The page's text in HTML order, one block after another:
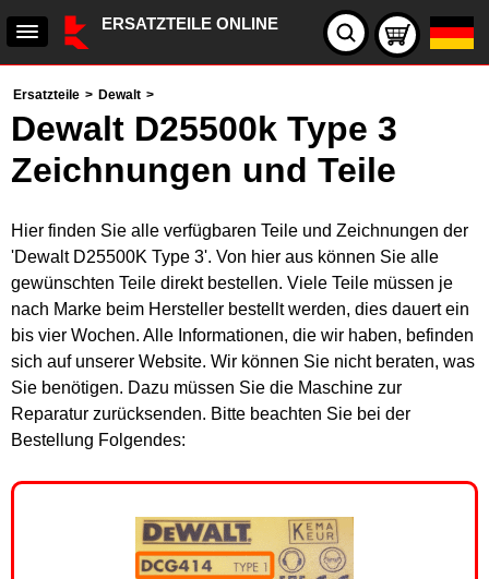
ERSATZTEILE ONLINE
Ersatzteile > Dewalt >
Dewalt D25500k Type 3
Zeichnungen und Teile
Hier finden Sie alle verfügbaren Teile und Zeichnungen der
'Dewalt D25500K Type 3'. Von hier aus können Sie alle
gewünschten Teile direkt bestellen. Viele Teile müssen je
nach Marke beim Hersteller bestellt werden, dies dauert ein
bis vier Wochen. Alle Informationen, die wir haben, befinden
sich auf unserer Website. Wir können Sie nicht beraten, was
Sie benötigen. Dazu müssen Sie die Maschine zur
Reparatur zurücksenden. Bitte beachten Sie bei der
Bestellung Folgendes: